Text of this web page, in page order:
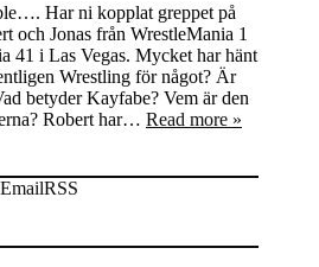
Har ni kopplat greppet på
och Jonas från WrestleMania 1
41 i Las Vegas. Mycket har hänt
Wrestling för något? Är
betyder Kayfabe? Vem är den
Robert har… Read more »
RSS